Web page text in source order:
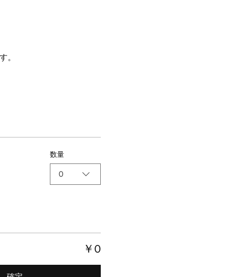
。
数量
0
￥0